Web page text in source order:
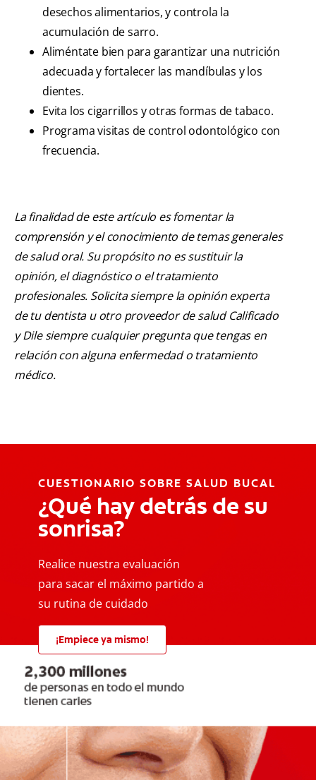
desechos alimentarios, y controla la
acumulación de sarro.
Aliméntate bien para garantizar una nutrición
adecuada y fortalecer las mandíbulas y los
dientes.
Evita los cigarrillos y otras formas de tabaco.
Programa visitas de control odontológico con
frecuencia.
La finalidad de este artículo es fomentar la
comprensión y el conocimiento de temas generales
de salud oral. Su propósito no es sustituir la
opinión, el diagnóstico o el tratamiento
profesionales. Solicita siempre la opinión experta
de tu dentista u otro proveedor de salud Calificado
y Dile siempre cualquier pregunta que tengas en
relación con alguna enfermedad o tratamiento
médico.
CUESTIONARIO SOBRE SALUD BUCAL
¿Qué hay detrás de su
sonrisa?
Realice nuestra evaluación
para sacar el máximo partido a
su rutina de cuidado
¡Empiece ya mismo!